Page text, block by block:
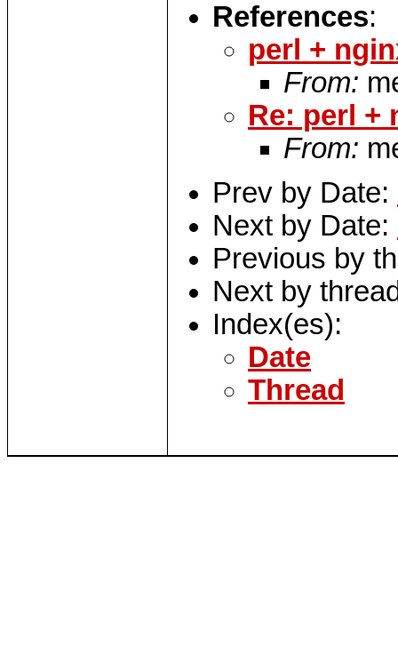
References:
perl +
From:
Re: perl +
From:
Prev by Date:
Next by Date:
Previous by
Next by
Index(es):
Date
Thread